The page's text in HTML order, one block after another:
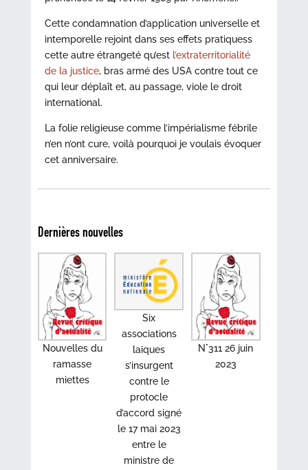
Cette condamnation d’application universelle et
intemporelle rejoint dans ses effets pratiquess
cette autre étrangeté qu’est l’extraterritorialité
de la justice, bras armé des USA contre tout ce
qui leur déplaît et, au passage, viole le droit
international.
La folie religieuse comme l’impérialisme fébrile
n’en n’ont cure, voilà pourquoi je voulais évoquer
cet anniversaire.
Dernières nouvelles
Nouvelles du
ramasse
miettes
Six
associations
laïques
s’insurgent
contre le
protocle
d’accord signé
le 17 mai 2023
entre le
ministre de
N°311 26 juin
2023